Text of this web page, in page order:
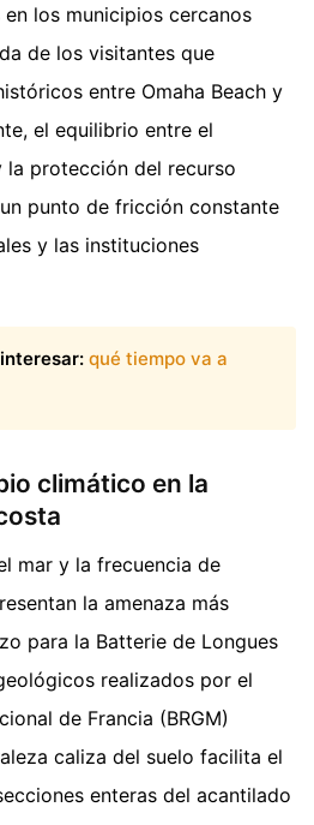
los municipios cercanos
de los visitantes que
entre Omaha Beach y
el equilibrio entre el
protección del recurso
punto de fricción constante
y las instituciones
qué tiempo va a
climático en la
mar y la frecuencia de
la amenaza más
para la Batterie de Longues
realizados por el
de Francia (BRGM)
caliza del suelo facilita el
enteras del acantilado